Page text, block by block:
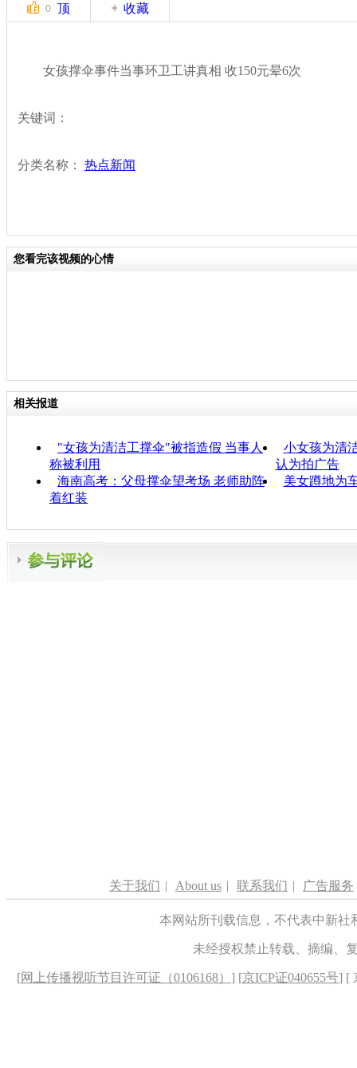
0 顶 收藏
女孩撑伞事件当事环卫工讲真相 收150元晕6次
关键词：
分类名称： 热点新闻
您看完该视频的心情
相关报道
"女孩为清洁工撑伞"被指造假 当事人
称被利用
小女孩为清
认为拍广告
海南高考：父母撑伞望考场 老师助阵
着红装
美女蹲地为
关于我们 | About us | 联系我们 | 广告服务
本网站所刊载信息，不代表中新
未经授权禁止转载、摘编、
[网上传播视听节目许可证（0106168） ] [京ICP证040655号] [